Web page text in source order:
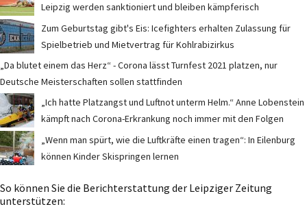
Leipzig werden sanktioniert und bleiben kämpferisch
Zum Geburtstag gibt's Eis: Icefighters erhalten Zulassung für
Spielbetrieb und Mietvertrag für Kohlrabizirkus
„Da blutet einem das Herz“ - Corona lässt Turnfest 2021 platzen, nur
Deutsche Meisterschaften sollen stattfinden
„Ich hatte Platzangst und Luftnot unterm Helm.“ Anne Lobenstein
kämpft nach Corona-Erkrankung noch immer mit den Folgen
„Wenn man spürt, wie die Luftkräfte einen tragen“: In Eilenburg
können Kinder Skispringen lernen
So können Sie die Berichterstattung der Leipziger Zeitung
unterstützen: